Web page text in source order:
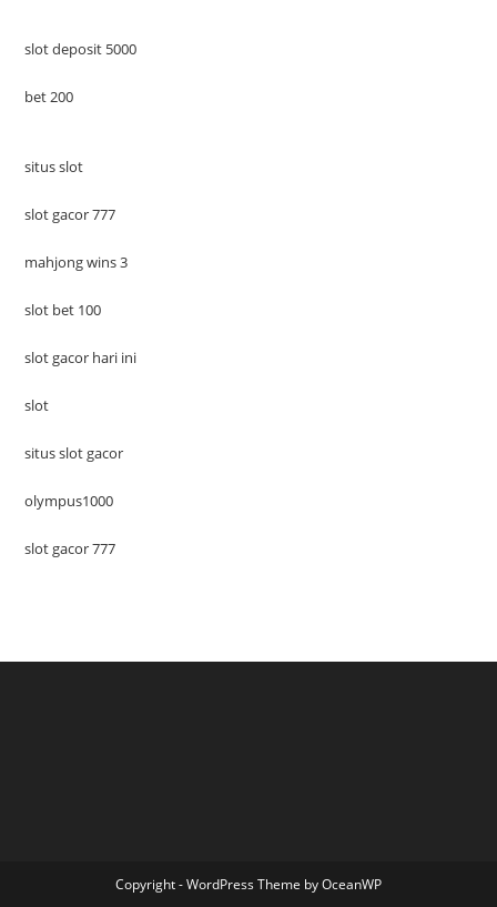
slot deposit 5000
bet 200
situs slot
slot gacor 777
mahjong wins 3
slot bet 100
slot gacor hari ini
slot
situs slot gacor
olympus1000
slot gacor 777
Copyright - WordPress Theme by OceanWP